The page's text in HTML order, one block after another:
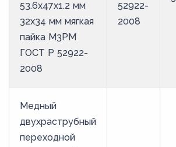
53.6х47х1.2 мм
32х34 мм мягкая
пайка М3РМ
ГОСТ Р 52922-
2008
52922-
2008
Медный
двухраструбный
переходной